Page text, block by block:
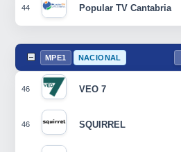
44 Popular TV Cantabria
MPE1 NACIONAL
46 VEO 7
46 SQUIRREL